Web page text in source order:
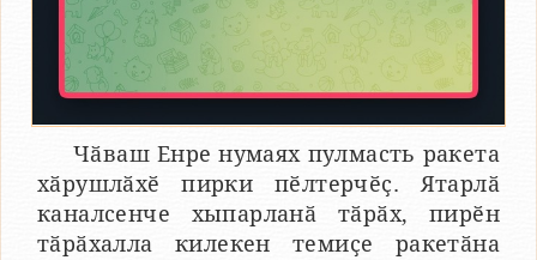
Чӑваш Енре нумаях пулмасть ракета
хӑрушлӑхӗ пирки пӗлтерчӗҫ. Ятарлӑ
каналсенче хыпарланӑ тӑрӑх, пирӗн
тӑрӑхалла килекен темиҫе ракетӑна